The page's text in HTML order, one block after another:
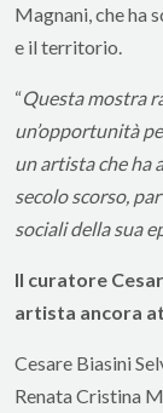
Magnani, che ha
e il territorio.
“Questa mostra
un’opportunità
un artista che ha
secolo scorso,
sociali della sua
Il curatore
artista ancora
Cesare Biasini
Renata Cristina